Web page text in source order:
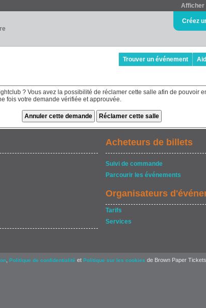
Afficher
Créez
Trouver un événement
? Vous avez la possibilité de réclamer cette salle afin de pouvoir
fois votre demande vérifiée et approuvée.
Acheteurs de billets
Suivi de commande
Parcourir les événements
Organisateurs
Tarifs
Services
Politique de confidentialité et Politique sur les cookies de Brown Paper